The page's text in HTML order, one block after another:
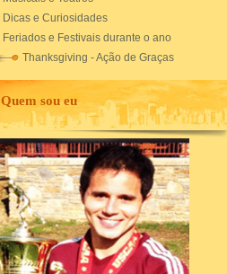
Dicas e Curiosidades
Feriados e Festivais durante o ano
Thanksgiving - Ação de Graças
Quem sou eu